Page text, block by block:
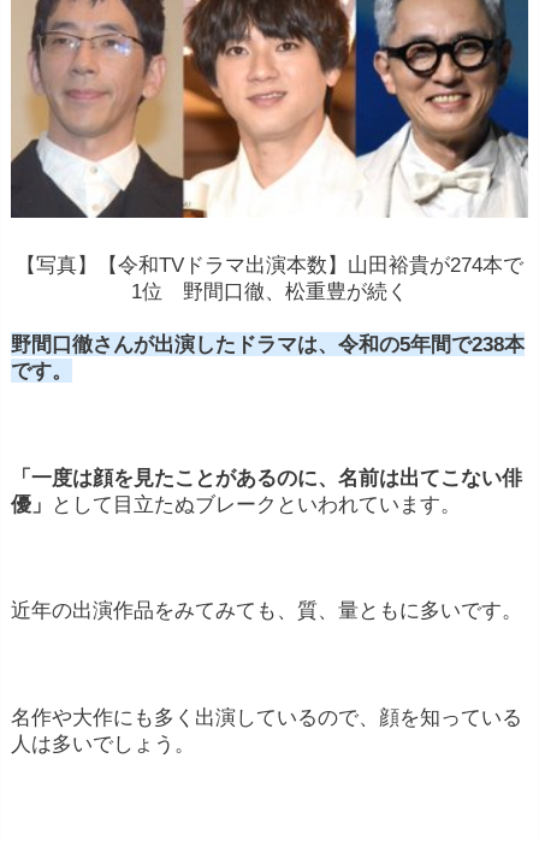
【写真】【令和TVドラマ出演本数】山田裕貴が274本で
1位 野間口徹、松重豊が続く
野間口徹さんが出演したドラマは、令和の5年間で238本
です。
「一度は顔を見たことがあるのに、名前は出てこない俳
優」 として目立たぬブレークといわれています。
近年の出演作品をみてみても、質、量ともに多いです。
名作や大作にも多く出演しているので、顔を知っている
人は多いでしょう。